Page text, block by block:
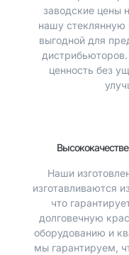
заводские цены
нашу стеклянную
выгодной для
ценность без
Наши
изготавливаются
что
долговечную
оборудованию и
мы гарантируем,